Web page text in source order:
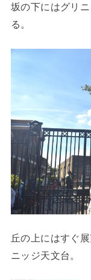
坂の下にはグリ
る。
丘の上にはすぐ
ニッジ天文台。